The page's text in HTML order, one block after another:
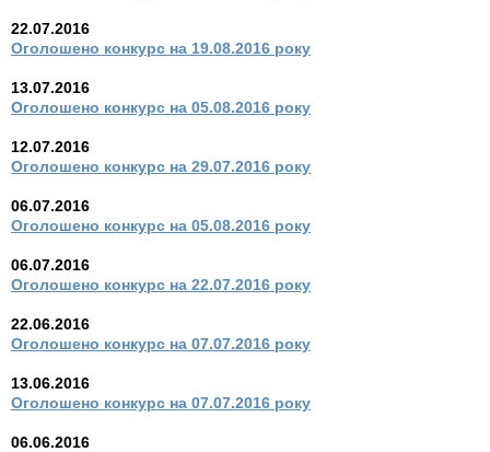
22.07.2016
Оголошено конкурс на 19.08.2016 року
13.07.2016
Оголошено конкурс на 05.08.2016 року
12.07.2016
Оголошено конкурс на 29.07.2016 року
06.07.2016
Оголошено конкурс на 05.08.2016 року
06.07.2016
Оголошено конкурс на 22.07.2016 року
22.06.2016
Оголошено конкурс на 07.07.2016 року
13.06.2016
Оголошено конкурс на 07.07.2016 року
06.06.2016